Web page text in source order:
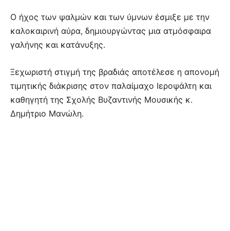
Ο ήχος των ψαλμών και των ύμνων έσμιξε με την
καλοκαιρινή αύρα, δημιουργώντας μια ατμόσφαιρα
γαλήνης και κατάνυξης.
Ξεχωριστή στιγμή της βραδιάς αποτέλεσε η απονομή
τιμητικής διάκρισης στον παλαίμαχο Ιεροψάλτη και
καθηγητή της Σχολής Βυζαντινής Μουσικής κ.
Δημήτριο Μανώλη.